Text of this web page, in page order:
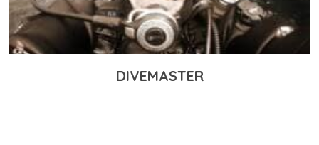
DIVEMASTER